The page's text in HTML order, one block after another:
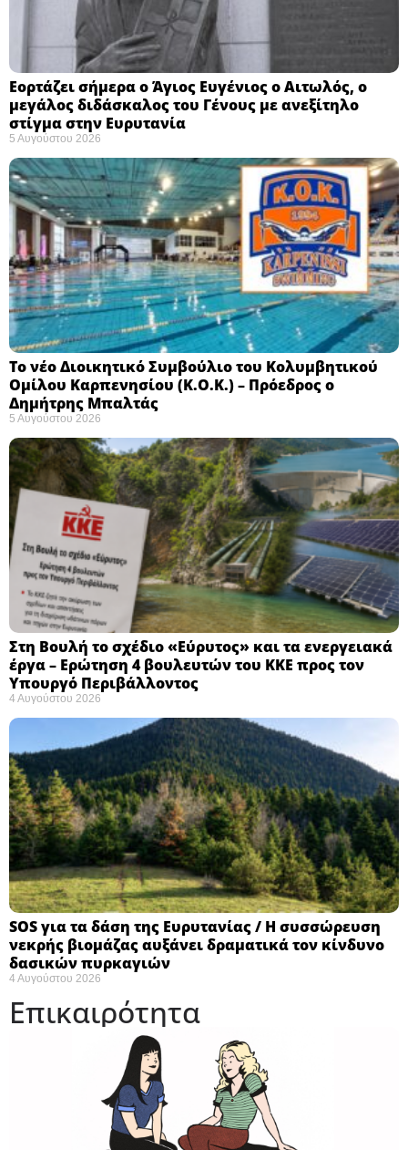
Εορτάζει σήμερα ο Άγιος Ευγένιος ο Αιτωλός, ο
μεγάλος διδάσκαλος του Γένους με ανεξίτηλο
στίγμα στην Ευρυτανία
5 Αυγούστου 2026
Το νέο Διοικητικό Συμβούλιο του Κολυμβητικού
Ομίλου Καρπενησίου (Κ.Ο.Κ.) – Πρόεδρος ο
Δημήτρης Μπαλτάς
5 Αυγούστου 2026
Στη Βουλή το σχέδιο «Εύρυτος» και τα ενεργειακά
έργα – Ερώτηση 4 βουλευτών του ΚΚΕ προς τον
Υπουργό Περιβάλλοντος
4 Αυγούστου 2026
SOS για τα δάση της Ευρυτανίας / Η συσσώρευση
νεκρής βιομάζας αυξάνει δραματικά τον κίνδυνο
δασικών πυρκαγιών
4 Αυγούστου 2026
Επικαιρότητα